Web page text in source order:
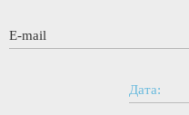
E-mail
Дата: